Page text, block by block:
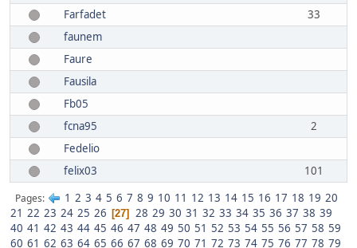
Farfadet
33
faunem
Faure
Fausila
Fb05
fcna95
2
Fedelio
felix03
101
Pages 1 2 3 4 5 6 7 8 9 10 11 12 13 14 15 16 17 18 19 20
21 22 23 24 25 26 27 28 29 30 31 32 33 34 35 36 37 38 39
40 41 42 43 44 45 46 47 48 49 50 51 52 53 54 55 56 57 58 59
60 61 62 63 64 65 66 67 68 69 70 71 72 73 74 75 76 77 78 79